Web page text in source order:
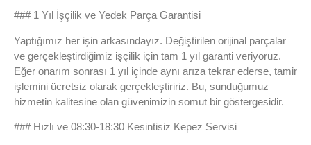
### 1 Yıl İşçilik ve Yedek Parça Garantisi
Yaptığımız her işin arkasındayız. Değiştirilen orijinal parçalar
ve gerçekleştirdiğimiz işçilik için tam 1 yıl garanti veriyoruz.
Eğer onarım sonrası 1 yıl içinde aynı arıza tekrar ederse, tamir
işlemini ücretsiz olarak gerçekleştiririz. Bu, sunduğumuz
hizmetin kalitesine olan güvenimizin somut bir göstergesidir.
### Hızlı ve 08:30-18:30 Kesintisiz Kepez Servisi